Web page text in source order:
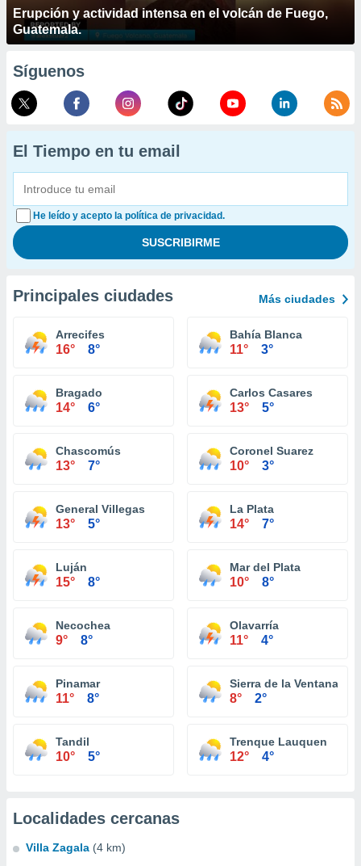
Erupción y actividad intensa en el volcán de Fuego,
Guatemala.
Síguenos
El Tiempo en tu email
He leído y acepto la política de privacidad.
Principales ciudades Más ciudades
Arrecifes
16° 8°
Bahía Blanca
11° 3°
Bragado
14° 6°
Carlos Casares
13° 5°
Chascomús
13° 7°
Coronel Suarez
10° 3°
General Villegas
13° 5°
La Plata
14° 7°
Luján
15° 8°
Mar del Plata
10° 8°
Necochea
9° 8°
Olavarría
11° 4°
Pinamar
11° 8°
Sierra de la Ventana
8° 2°
Tandil
10° 5°
Trenque Lauquen
12° 4°
Localidades cercanas
Villa Zagala (4 km)